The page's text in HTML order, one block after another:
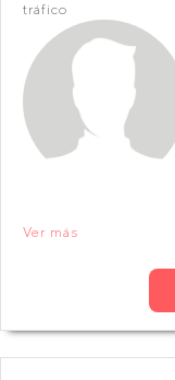
tráfico
Ver más